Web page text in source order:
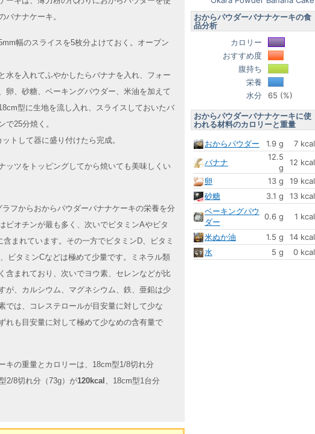
バナナケーキ。
幅のスライスを5枚分よけておく。オーブン
水を入れてふやかしたらバナナを入れ、フォー
卵、砂糖、ベーキングパウダー、米油を加えて
型に生地を流し入れ、スライスしておいたバ
で25分焼く。
トして器に盛り付けたら完成。
ッツをトッピングしてから焼いても美味しくい
フからおからパウダーバナナケーキの栄養を分
ビオチンが最も多く、次いでビタミンAやビタ
含まれています。その一方でビタミンD、ビタミ
ビタミンCなどは極めて少量です。ミネラル類
含まれており、次いでヨウ素、セレンなどが比
が、カルシウム、マグネシウム、鉄、亜鉛は少
では、コレステロールが目安量に対して少な
れも目安量に対して極めて少なめの含有量で
キの重量とカロリーは、18cm型1/8切れ分
2/8切れ分（73g）が120kcal 、18cm型1台分
おからパウダーバナナケーキの食
品分析
カロリー
おすすめ度
腹持ち
栄養
水分
65 (%)
おからパウダーバナナケーキに使
われる材料のカロリーと重量
おからパウダー
1.9 g
7 kcal
バナナ
12.5
g
12 kcal
卵
13 g
19 kcal
砂糖
3.1 g
13 kcal
ベーキングパウ
ダー
0.6 g 1 kcal
米ぬか油 1.5 g
14 kcal
水
5 g 0 kcal